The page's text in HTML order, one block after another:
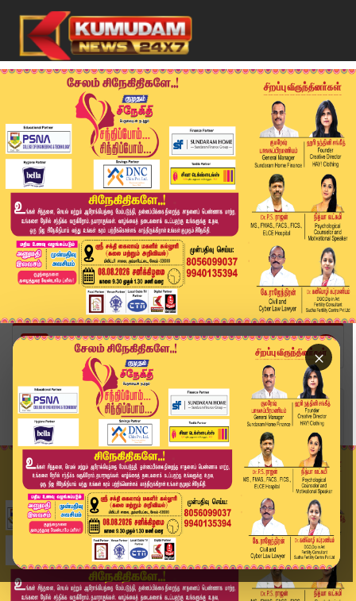
×
Home
வீடியோ ஸ்டோரி
Headlines Now | 2 PM Headlines | 26 DEC 2025 | ...